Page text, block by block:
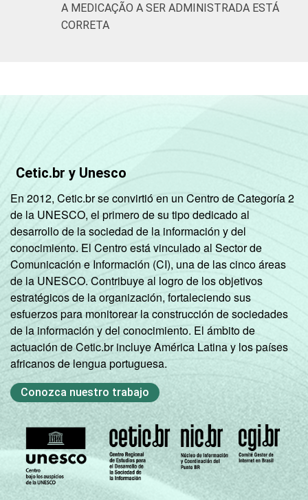
A MEDICAÇÃO A SER ADMINISTRADA ESTÁ
CORRETA
Cetic.br y Unesco
En 2012, Cetic.br se convirtió en un Centro de Categoría 2
de la UNESCO, el primero de su tipo dedicado al
desarrollo de la sociedad de la información y del
conocimiento. El Centro está vinculado al Sector de
Comunicación e Información (CI), una de las cinco áreas
de la UNESCO. Contribuye al logro de los objetivos
estratégicos de la organización, fortaleciendo sus
esfuerzos para monitorear la construcción de sociedades
de la información y del conocimiento. El ámbito de
actuación de Cetic.br incluye América Latina y los países
africanos de lengua portuguesa.
Conozca nuestro trabajo